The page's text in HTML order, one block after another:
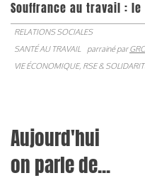
Souffrance au travail :
RELATIONS SOCIALES
SANTÉ AU TRAVAIL
parrainé par
VIE ÉCONOMIQUE, RSE &
Aujourd'hui
on parle de...